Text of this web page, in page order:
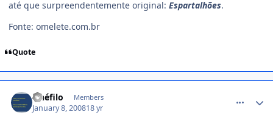
até que surpreendentemente original: Espartalhões.
Fonte: omelete.com.br
Quote
cinéfilo Members
January 8, 200818 yr